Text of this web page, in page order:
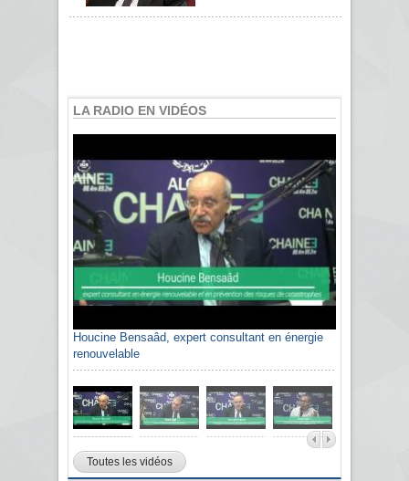
LA RADIO EN VIDÉOS
Houcine Bensaâd, expert consultant en énergie
renouvelable
Toutes les vidéos